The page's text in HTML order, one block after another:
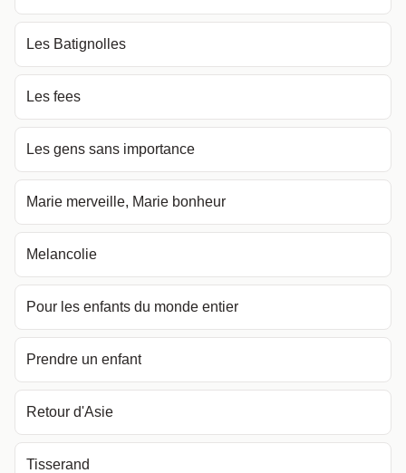
Les Batignolles
Les fees
Les gens sans importance
Marie merveille, Marie bonheur
Melancolie
Pour les enfants du monde entier
Prendre un enfant
Retour d'Asie
Tisserand